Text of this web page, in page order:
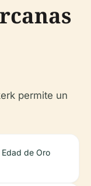
permite un
de Oro